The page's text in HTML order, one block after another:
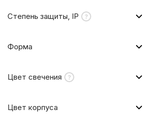
Степень защиты, IP
Форма
Цвет свечения
Цвет корпуса